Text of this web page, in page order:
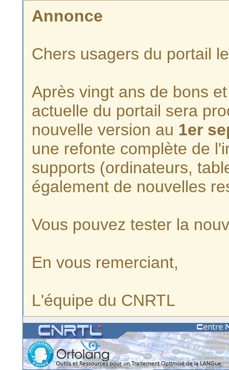
Annonce
Chers usagers du portail
Après vingt ans de bons
actuelle du portail sera
nouvelle version au 1er
une refonte complète de
supports (ordinateurs,
également de nouvelles
Vous pouvez tester la
En vous remerciant,
L'équipe du CNRTL